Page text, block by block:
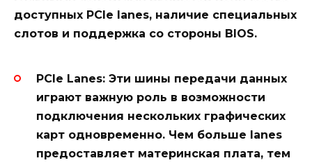
доступных PCIe lanes, наличие специальных
слотов и поддержка со стороны BIOS.
PCIe Lanes: Эти шины передачи данных
играют важную роль в возможности
подключения нескольких графических
карт одновременно. Чем больше lanes
предоставляет материнская плата, тем